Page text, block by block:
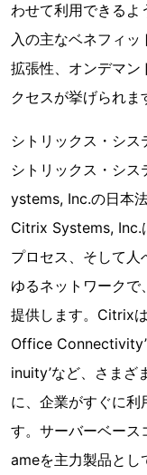
わせて利用できる
入の主なベネフィ
拡張性、オンデマン
クセスが挙げられま
シトリックス・シ
シトリックス・シ
ystems, Inc.の日本
Citrix Systems, Inc.
プロセス、そして人
ゆるネットワークで
提供します。Citrix
Office
inuity’など、さまざ
に、企業がすぐに利
す。サーバーベー
ameを主力製品とし